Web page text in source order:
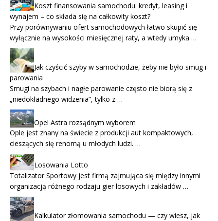
Koszt finansowania samochodu: kredyt, leasing i
wynajem – co składa się na całkowity koszt?
Przy porównywaniu ofert samochodowych łatwo skupić się
wyłącznie na wysokości miesięcznej raty, a wtedy umyka …
Jak czyścić szyby w samochodzie, żeby nie było smug i
parowania
Smugi na szybach i nagłe parowanie często nie biorą się z
„niedokładnego widzenia”, tylko z …
Opel Astra rozsądnym wyborem
Ople jest znany na świecie z produkcji aut kompaktowych,
cieszących się renomą u młodych ludzi. …
Losowania Lotto
Totalizator Sportowy jest firmą zajmująca się między innymi
organizacją różnego rodzaju gier losowych i zakładów …
Kalkulator złomowania samochodu — czy wiesz, jak